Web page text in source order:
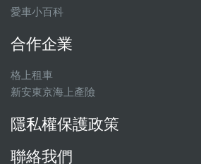
愛車小百科
合作企業
格上租車
新安東京海上產險
隱私權保護政策
聯絡我們